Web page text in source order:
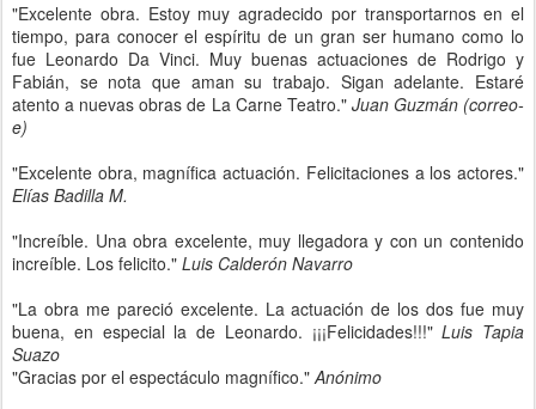
"Excelente obra. Estoy muy agradecido por transportarnos en el
tiempo, para conocer el espíritu de un gran ser humano como lo
fue Leonardo Da Vinci. Muy buenas actuaciones de Rodrigo y
Fabián, se nota que aman su trabajo. Sigan adelante. Estaré
atento a nuevas obras de La Carne Teatro." Juan Guzmán (correo-
e)
"Excelente obra, magnífica actuación. Felicitaciones a los actores."
Elías Badilla M.
"Increíble. Una obra excelente, muy llegadora y con un contenido
increíble. Los felicito." Luis Calderón Navarro
"La obra me pareció excelente. La actuación de los dos fue muy
buena, en especial la de Leonardo. ¡¡¡Felicidades!!!"Luis Tapia
Suazo
"Gracias por el espectáculo magnífico."Anónimo